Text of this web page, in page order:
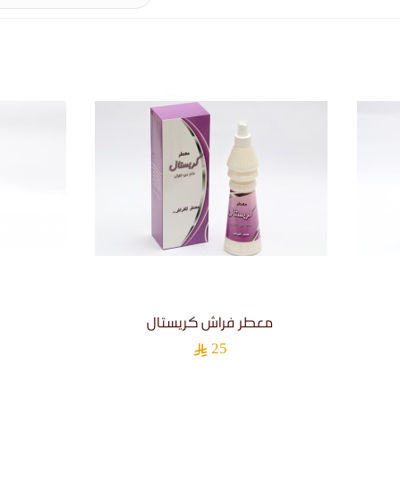
معطر فراش كريستال
25